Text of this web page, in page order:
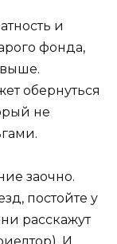
и
фонда,
обернуться
не
заочно.
постойте у
расскажут